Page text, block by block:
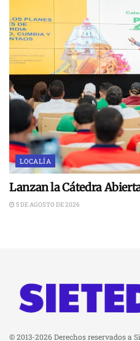
LOCALÍA
Lanzan la Cátedra
5 DE AGOSTO DE 2026
© 2013-2026 Derechos reservados a